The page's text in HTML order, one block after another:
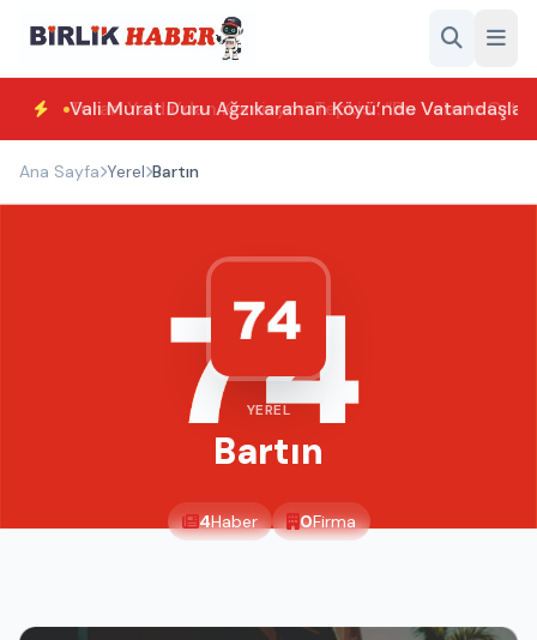
Vali Murat Duru Ağzıkarahan Köyü’nde
Ana Sayfa Yerel Bartın
YEREL
Bartın
4Haber 0Firma